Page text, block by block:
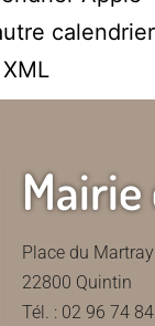
calendrier
Place du Martray
22800 Quintin
Tél. : 02 96 74